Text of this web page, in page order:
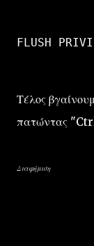
FLUSH
Τέλος
πατώντας
Διαφήμιση